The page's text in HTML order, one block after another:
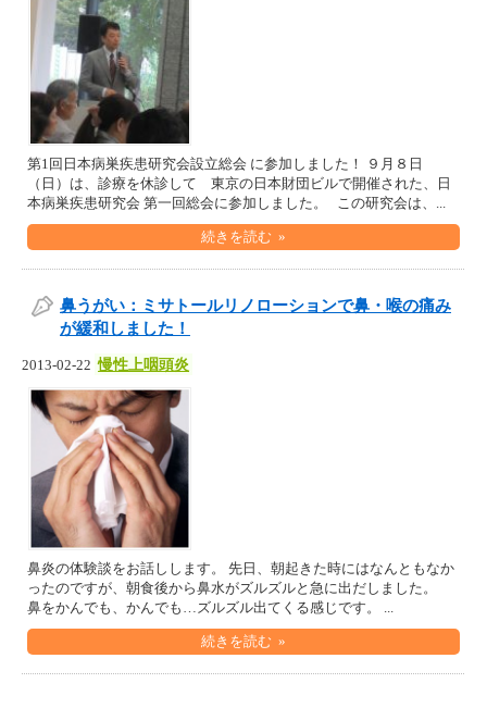
第1回日本病巣疾患研究会設立総会 に参加しました！ ９月８日
（日）は、診療を休診して 東京の日本財団ビルで開催された、日
本病巣疾患研究会 第一回総会に参加しました。 この研究会は、...
続きを読む »
鼻うがい：ミサトールリノローションで鼻・喉の痛み
が緩和しました！
2013-02-22 慢性上咽頭炎
鼻炎の体験談をお話しします。 先日、朝起きた時にはなんともなか
ったのですが、朝食後から鼻水がズルズルと急に出だしました。
鼻をかんでも、かんでも…ズルズル出てくる感じです。 ...
続きを読む »